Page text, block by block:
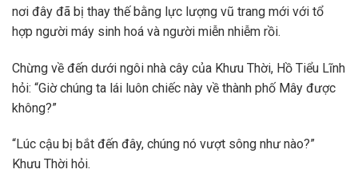
nơi đây đã bị thay thế bằng lực lượng vũ trang mới với tổ
hợp người máy sinh hoá và người miễn nhiễm rồi.
Chừng về đến dưới ngôi nhà cây của Khưu Thời, Hồ Tiểu Lĩnh
hỏi: “Giờ chúng ta lái luôn chiếc này về thành phố Mây được
không?”
“Lúc cậu bị bắt đến đây, chúng nó vượt sông như nào?”
Khưu Thời hỏi.